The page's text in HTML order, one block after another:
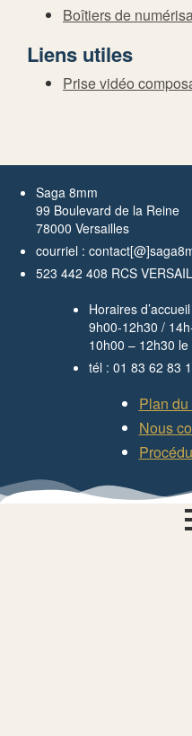
Boîtiers de
Liens utiles
Prise vidéo
Saga 8mm
99 Boulevard de la Reine
78000 Versailles
courriel :
523 442 408 RCS
Horaires
9h00-12h30 /
10h00 – 12h30
tél : 01 83 62 83
Plan du
Nous